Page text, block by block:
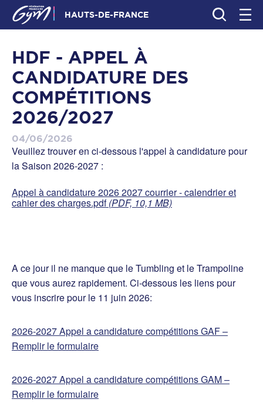
HAUTS-DE-FRANCE
HDF - APPEL À
CANDIDATURE DES
COMPÉTITIONS
2026/2027
04/06/2026
Veuillez trouver en ci-dessous l'appel à candidature pour
la Saison 2026-2027 :
Appel à candidature 2026 2027 courrier - calendrier et
cahier des charges.pdf(PDF, 10,1 MB)
A ce jour il ne manque que le Tumbling et le Trampoline
que vous aurez rapidement. Ci-dessous les liens pour
vous inscrire pour le 11 juin 2026:
2026-2027 Appel a candidature compétitions GAF –
Remplir le formulaire
2026-2027 Appel a candidature compétitions GAM –
Remplir le formulaire